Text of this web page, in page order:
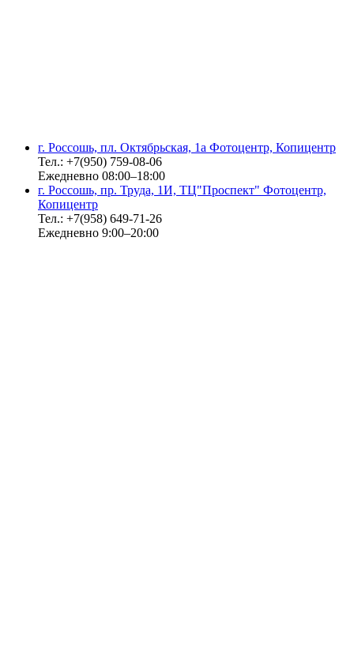
г. Россошь, пл. Октябрьская, 1а Фотоцентр, Копицентр
Тел.: +7(950) 759-08-06
Ежедневно 08:00–18:00
г. Россошь, пр. Труда, 1И, ТЦ"Проспект" Фотоцентр,
Копицентр
Тел.: +7(958) 649-71-26
Ежедневно 9:00–20:00